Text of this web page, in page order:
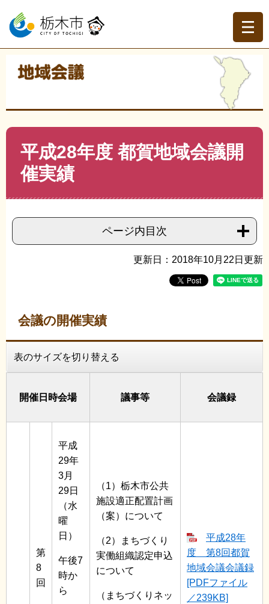
ー
の
ニ
ー
て
本
現在地
地域づく
平成28年度 都賀地域会
議開催実績
平成28年度 都賀地域会議開
催実績
ページ内目次
更新日：2018年10月22日更新
会議の開催実績
表のサイズを切り替える
開催日時会場 議事等 会議録
第
8
回
平成
29年
3月
29日
（水
曜
日）
午後7
時か
ら
（1）栃木市公共
施設適正配置計画
（案）について
（2）まちづくり
実働組織認定申込
について
（まちづくりネッ
平成28年
度 第8回都賀
地域会議会議録
[PDFファイル
／239KB]